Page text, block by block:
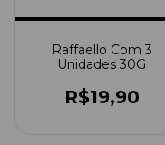
Raffaello Com 3
Unidades 30G
R$19,90